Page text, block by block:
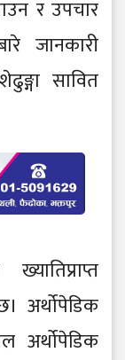
र उपचार
जानकारी
सावित
अर्थोपेडिक
अर्थोपेडिक